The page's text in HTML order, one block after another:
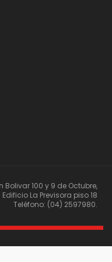
Bolivar 100 y 9 de Octubre,
Edificio La Previsora piso 18
Teléfono: (04) 2597980.